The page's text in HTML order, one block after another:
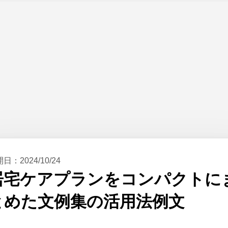
日： 2024/10/24
宅ケアプランをコンパクトに
めた文例集の活用法例文